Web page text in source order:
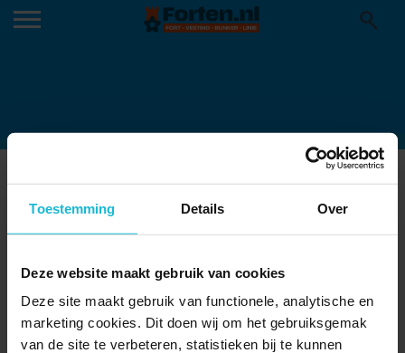
Toestemming Details Over
Deze website maakt gebruik van cookies
Deze site maakt gebruik van functionele, analytische en
marketing cookies. Dit doen wij om het gebruiksgemak
van de site te verbeteren, statistieken bij te kunnen